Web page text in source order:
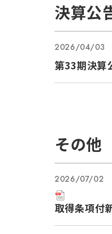
決算公
2026/04/03
第33期決算
その他
2026/07/02
取得条項付